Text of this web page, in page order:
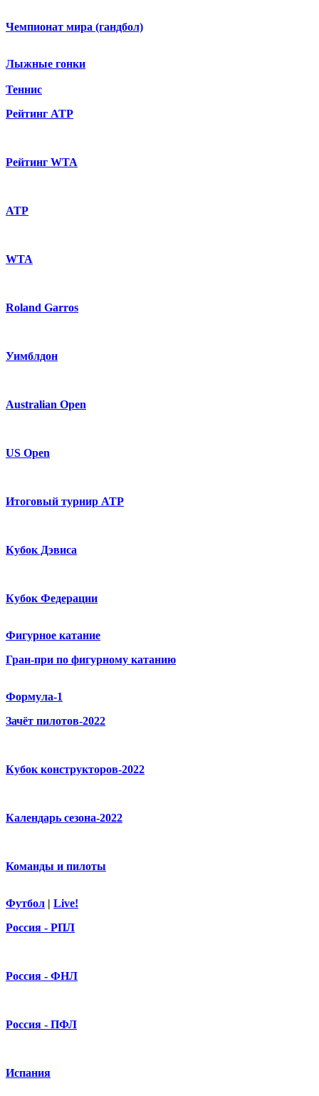
Чемпионат мира (гандбол)
Лыжные гонки
Теннис
Рейтинг ATP
Рейтинг WTA
ATP
WTA
Roland Garros
Уимблдон
Australian Open
US Open
Итоговый турнир ATP
Кубок Дэвиса
Кубок Федерации
Фигурное катание
Гран-при по фигурному катанию
Формула-1
Зачёт пилотов-2022
Кубок конструкторов-2022
Календарь сезона-2022
Команды и пилоты
Футбол | Live!
Россия - РПЛ
Россия - ФНЛ
Россия - ПФЛ
Испания